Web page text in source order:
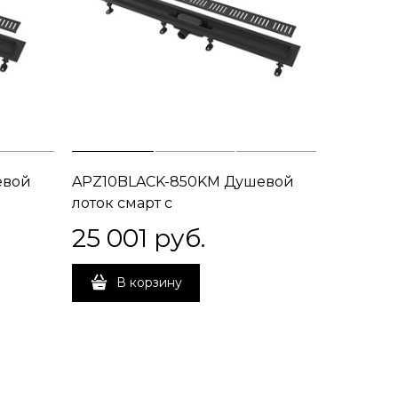
APZ10BLACK-850KM Душевой
лоток смарт с
перфорированной решеткой,
черный, 85 см
25 001 руб.
В корзину